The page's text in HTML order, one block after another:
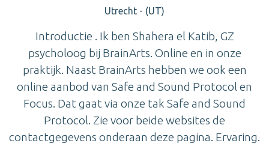
Utrecht - (UT)
Introductie . Ik ben Shahera el Katib, GZ
psycholoog bij BrainArts. Online en in onze
praktijk. Naast BrainArts hebben we ook een
online aanbod van Safe and Sound Protocol en
Focus. Dat gaat via onze tak Safe and Sound
Protocol. Zie voor beide websites de
contactgegevens onderaan deze pagina. Ervaring.